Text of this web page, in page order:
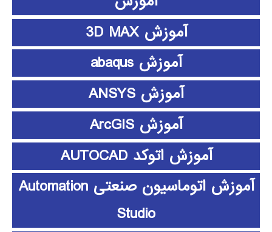
آموزش 3D MAX
آموزش abaqus
آموزش ANSYS
آموزش ArcGIS
آموزش اتوکد AUTOCAD
آموزش اتوماسیون صنعتی Automation
Studio